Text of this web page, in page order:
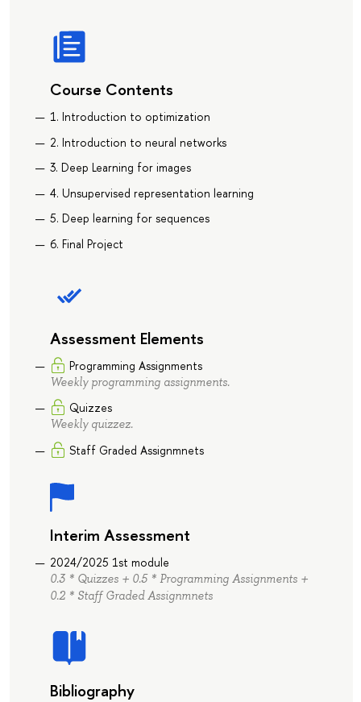
Course Contents
1. Introduction to optimization
2. Introduction to neural networks
3. Deep Learning for images
4. Unsupervised representation learning
5. Deep learning for sequences
6. Final Project
Assessment Elements
Programming Assignments
Weekly programming assignments.
Quizzes
Weekly quizzez.
Staff Graded Assignmnets
Interim Assessment
2024/2025 1st module
0.3 * Quizzes + 0.5 * Programming Assignments +
0.2 * Staff Graded Assignmnets
Bibliography